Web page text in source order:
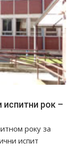
испитни рок –
року за
испит